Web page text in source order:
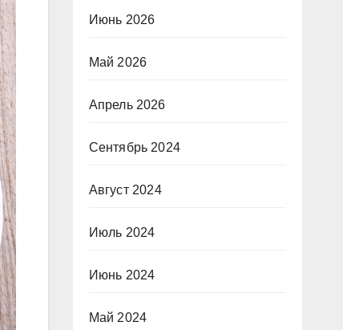
Июнь 2026
Май 2026
Апрель 2026
Сентябрь 2024
Август 2024
Июль 2024
Июнь 2024
Май 2024